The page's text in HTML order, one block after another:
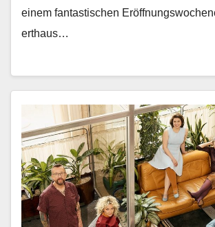
einem fan­tastis­chen
erthaus…